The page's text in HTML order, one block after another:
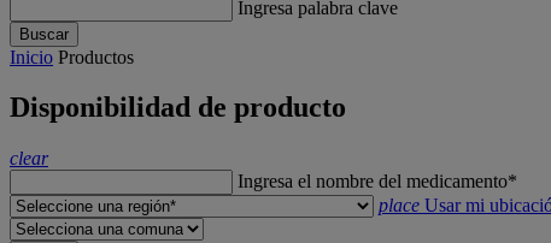
Ingresa palabra clave
Buscar
Inicio Productos
Disponibilidad de producto
clear
Ingresa el nombre del medicamento*
place Usar mi